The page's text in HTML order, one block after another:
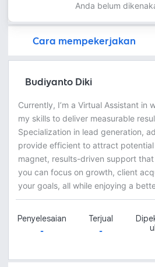
Anda belum
Cara mempekerjakan
Budiyanto Diki
Currently, I’m a Virtual Assistant in
my skills to deliver measurable
Specialization in lead generation,
provide efficient to attract potential
magnet, results-driven support
you can focus on growth, client
your goals, all while enjoying a
Penyelesaian
-
Terjual
-